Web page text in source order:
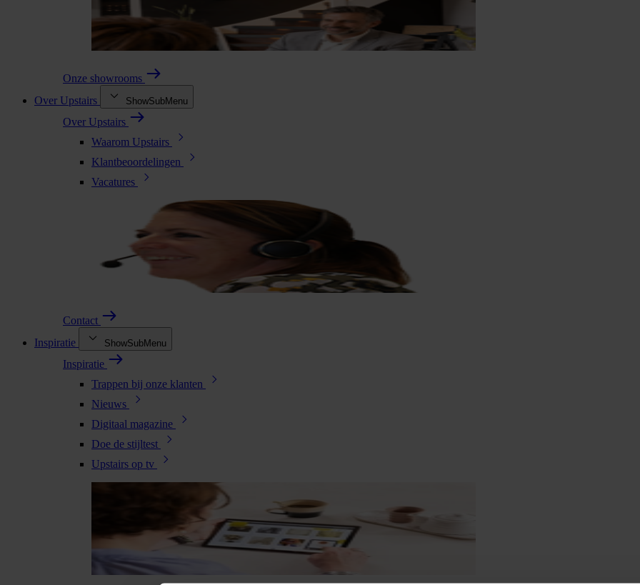
Onze showrooms
Over Upstairs
ShowSubMenu
Over Upstairs
Waarom Upstairs
Klantbeoordelingen
Vacatures
Contact
Inspiratie
ShowSubMenu
Inspiratie
Trappen bij onze klanten
Nieuws
Digitaal magazine
Doe de stijltest
Upstairs op tv